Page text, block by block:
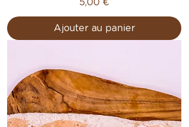
5,00 €
Ajouter au panier